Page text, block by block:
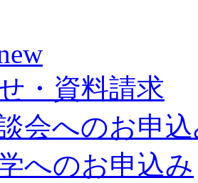
・資料請求
会へのお申
へのお申込み